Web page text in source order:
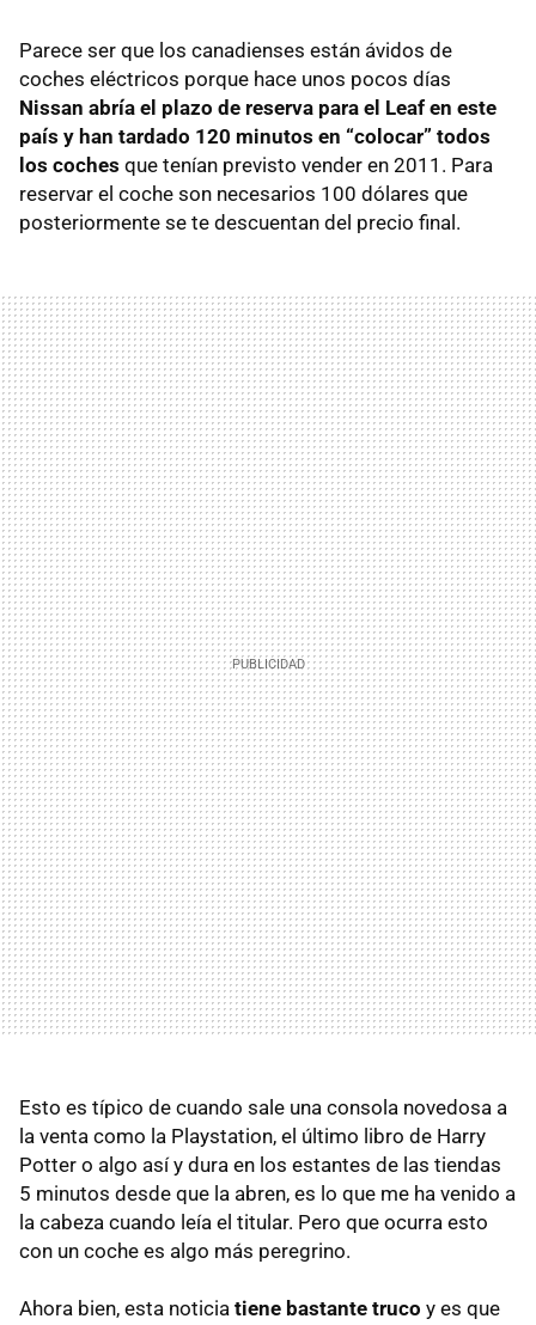
Parece ser que los canadienses están ávidos de
coches eléctricos porque hace unos pocos días
Nissan abría el plazo de reserva para el Leaf en este
país y han tardado 120 minutos en “colocar” todos
los coches que tenían previsto vender en 2011. Para
reservar el coche son necesarios 100 dólares que
posteriormente se te descuentan del precio final.
Esto es típico de cuando sale una consola novedosa a
la venta como la Playstation, el último libro de Harry
Potter o algo así y dura en los estantes de las tiendas
5 minutos desde que la abren, es lo que me ha venido a
la cabeza cuando leía el titular. Pero que ocurra esto
con un coche es algo más peregrino.
Ahora bien, esta noticia tiene bastante truco y es que